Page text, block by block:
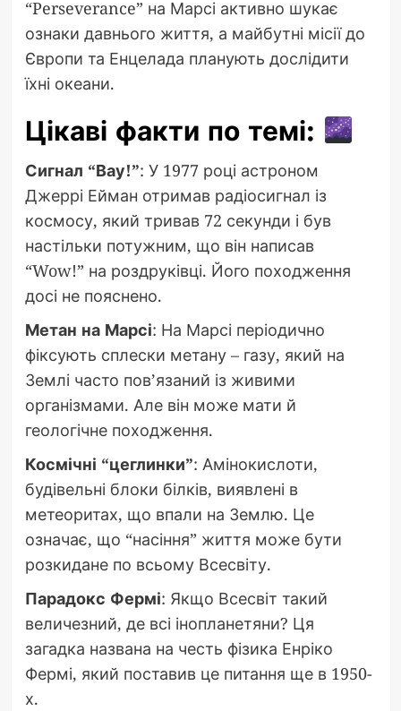
“Perseverance” на Марсі активно шукає
ознаки давнього життя, а майбутні місії до
Європи та Енцелада планують дослідити
їхні океани.
Цікаві факти по темі:
Сигнал “Вау!”: У 1977 році астроном
Джеррі Ейман отримав радіосигнал із
космосу, який тривав 72 секунди і був
настільки потужним, що він написав
“Wow!” на роздруківці. Його походження
досі не пояснено.
Метан на Марсі: На Марсі періодично
фіксують сплески метану – газу, який на
Землі часто пов’язаний із живими
організмами. Але він може мати й
геологічне походження.
Космічні “цеглинки”: Амінокислоти,
будівельні блоки білків, виявлені в
метеоритах, що впали на Землю. Це
означає, що “насіння” життя може бути
розкидане по всьому Всесвіту.
Парадокс Фермі: Якщо Всесвіт такий
величезний, де всі інопланетяни? Ця
загадка названа на честь фізика Енріко
Фермі, який поставив це питання ще в 1950-
х.